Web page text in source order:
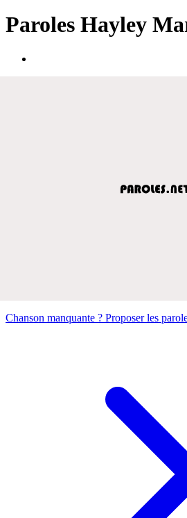
Paroles Hayley
Chanson manquante ? Proposer les